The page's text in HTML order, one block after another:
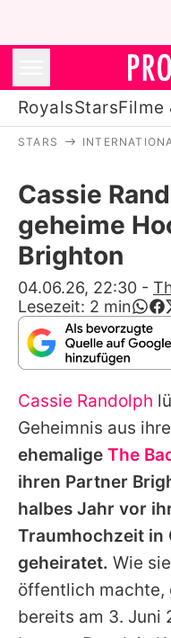
RoyalsStarsFilme
Alle
STARS
Cassie
geheime
Brighton
04.06.26, 22:30 -
Lesezeit: 2 min
Cassie Randolph
Geheimnis aus
ehemalige The
ihren Partner
halbes Jahr vor
Traumhochzeit in
geheiratet. Wie
öffentlich machte,
bereits am 3. Juni